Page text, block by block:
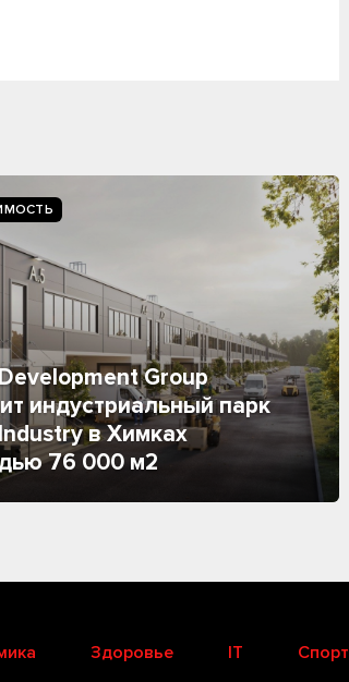
Group
индустриальный парк
в Химках
76 000 м2
Здоровье IT Спорт